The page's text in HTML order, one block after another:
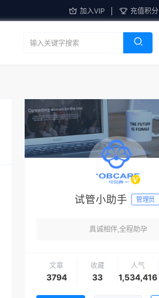
加入VIP 充值积分
试管小助手 管理员
真诚相伴,全程助孕
文章
3794
收藏
33
人气
1,534,416